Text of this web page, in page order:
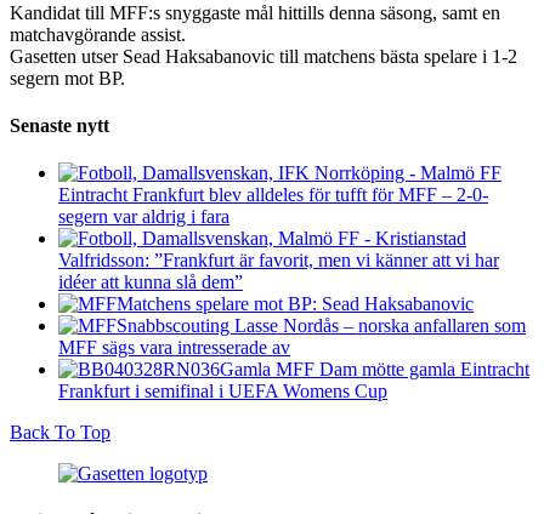
Kandidat till MFF:s snyggaste mål hittills denna säsong, samt en
matchavgörande assist.
Gasetten utser Sead Haksabanovic till matchens bästa spelare i 1-2
segern mot BP.
Senaste nytt
Eintracht Frankfurt blev alldeles för tufft för MFF – 2-0-
segern var aldrig i fara
Valfridsson: ”Frankfurt är favorit, men vi känner att vi har
idéer att kunna slå dem”
Matchens spelare mot BP: Sead Haksabanovic
Snabbscouting Lasse Nordås – norska anfallaren som
MFF sägs vara intresserade av
Gamla MFF Dam mötte gamla Eintracht
Frankfurt i semifinal i UEFA Womens Cup
Back To Top